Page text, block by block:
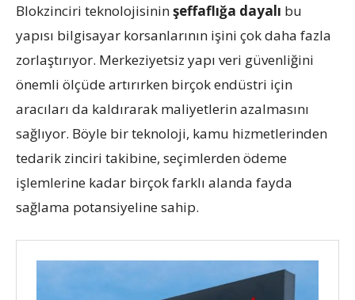
Blokzinciri teknolojisininşeffaflığa dayalı bu
yapısı bilgisayar korsanlarının işini çok daha fazla
zorlaştırıyor. Merkeziyetsiz yapı veri güvenliğini
önemli ölçüde artırırken birçok endüstri için
aracıları da kaldırarak maliyetlerin azalmasını
sağlıyor. Böyle bir teknoloji, kamu hizmetlerinden
tedarik zinciri takibine, seçimlerden ödeme
işlemlerine kadar birçok farklı alanda fayda
sağlama potansiyeline sahip.